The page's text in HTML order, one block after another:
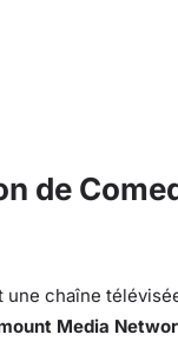
de
une chaîne
Media